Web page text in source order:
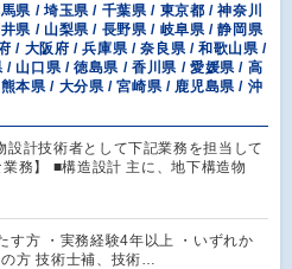
県 / 埼玉県 / 千葉県 / 東京都 / 神奈川
県 / 山梨県 / 長野県 / 岐阜県 / 静岡県
/ 大阪府 / 兵庫県 / 奈良県 / 和歌山県 /
山口県 / 徳島県 / 香川県 / 愛媛県 / 高
本県 / 大分県 / 宮崎県 / 鹿児島県 / 沖
設計技術者として下記業務を担当して
務】 ■構造設計 主に、地下構造物
す方 ・実務経験4年以上 ・いずれか
方 技術士補、技術…